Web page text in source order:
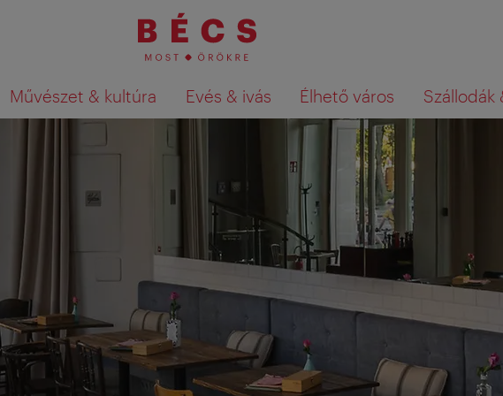
Művészet & kultúra Evés & ivás Élhető város Szállodák
Keresési találatok megjelenítése a térképen